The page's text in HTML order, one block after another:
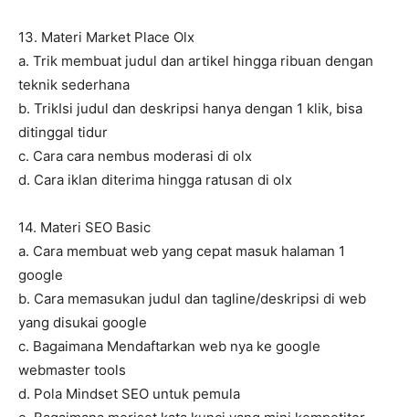
13. Materi Market Place Olx
a. Trik membuat judul dan artikel hingga ribuan dengan
teknik sederhana
b. TrikIsi judul dan deskripsi hanya dengan 1 klik, bisa
ditinggal tidur
c. Cara cara nembus moderasi di olx
d. Cara iklan diterima hingga ratusan di olx
14. Materi SEO Basic
a. Cara membuat web yang cepat masuk halaman 1
google
b. Cara memasukan judul dan tagline/deskripsi di web
yang disukai google
c. Bagaimana Mendaftarkan web nya ke google
webmaster tools
d. Pola Mindset SEO untuk pemula